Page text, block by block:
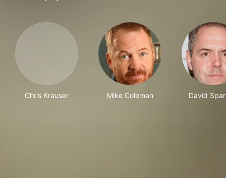
Chris Krauser Mike Coleman David